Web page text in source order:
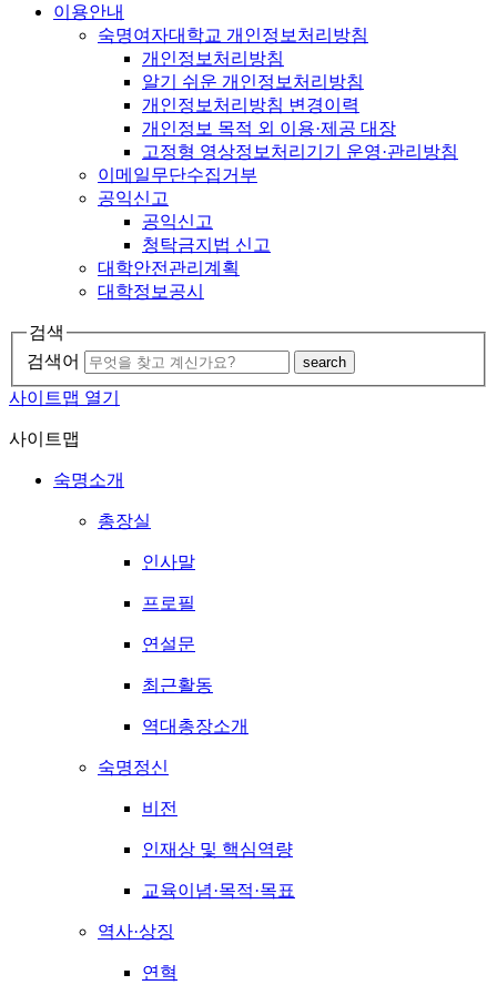
이용안내
숙명여자대학교 개인정보처리방침
개인정보처리방침
알기 쉬운 개인정보처리방침
개인정보처리방침 변경이력
개인정보 목적 외 이용·제공 대장
고정형 영상정보처리기기 운영·관리방침
이메일무단수집거부
공익신고
공익신고
청탁금지법 신고
대학안전관리계획
대학정보공시
검색
검색어
search
사이트맵 열기
사이트맵
숙명소개
총장실
인사말
프로필
연설문
최근활동
역대총장소개
숙명정신
비전
인재상 및 핵심역량
교육이념·목적·목표
역사·상징
연혁